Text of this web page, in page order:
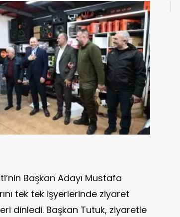
Başkan Adayı Mustafa
tek tek işyerlerinde ziyaret
dinledi. Başkan Tutuk, ziyaretle